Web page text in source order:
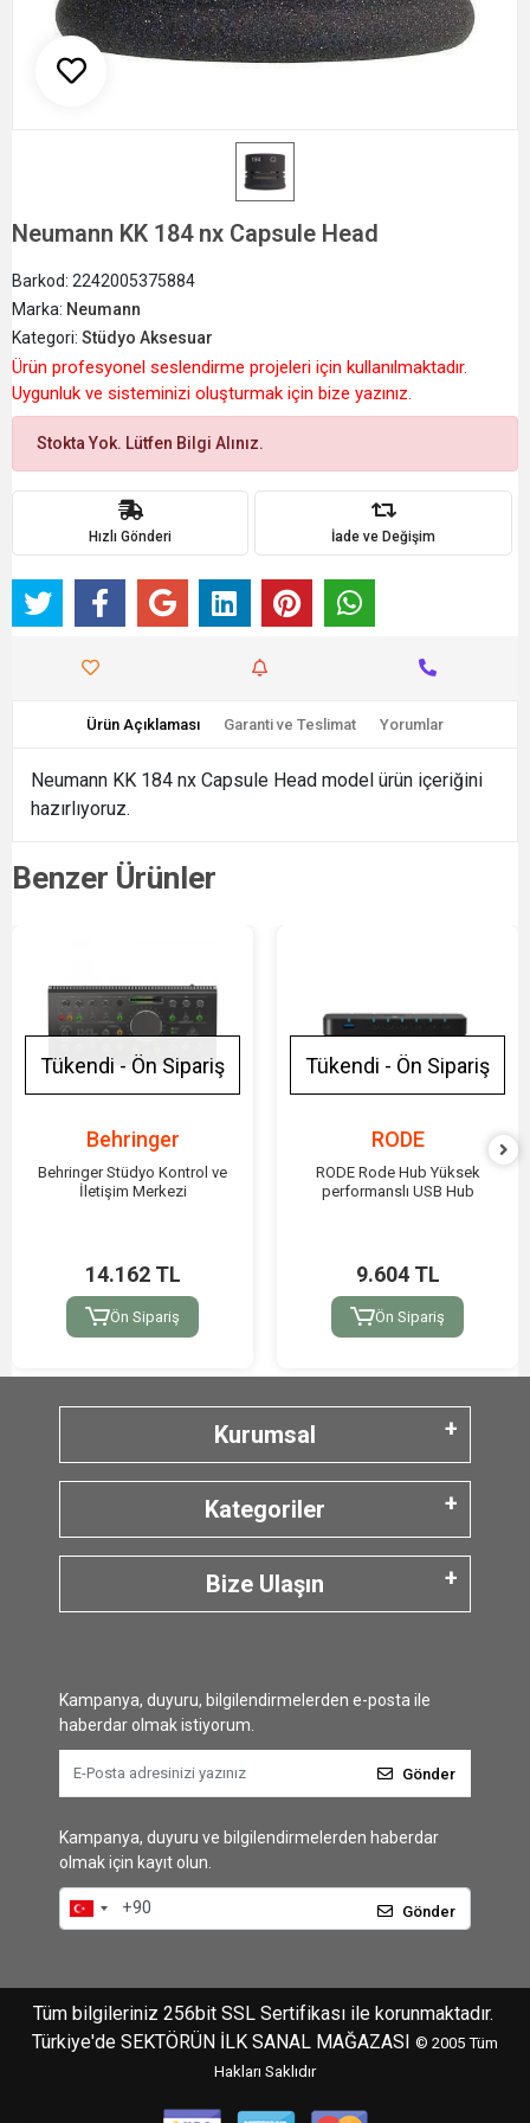
Neumann KK 184 nx Capsule Head
Barkod: 2242005375884
Marka: Neumann
Kategori: Stüdyo Aksesuar
Ürün profesyonel seslendirme projeleri için kullanılmaktadır.
Uygunluk ve sisteminizi oluşturmak için bize yazınız.
Stokta Yok. Lütfen Bilgi Alınız.
Hızlı Gönderi İade ve Değişim
Ürün Açıklaması Garanti ve Teslimat Yorumlar
Neumann KK 184 nx Capsule Head model ürün içeriğini
hazırlıyoruz.
Benzer Ürünler
Tükendi - Ön Sipariş
Behringer
Behringer Stüdyo Kontrol ve
İletişim Merkezi
14.162 TL
Ön Sipariş
Tükendi - Ön Sipariş
RODE
RODE Rode Hub Yüksek
performanslı USB Hub
9.604 TL
Ön Sipariş
Kurumsal
Kategoriler
Bize Ulaşın
Kampanya, duyuru, bilgilendirmelerden e-posta ile
haberdar olmak istiyorum.
Gönder
Kampanya, duyuru ve bilgilendirmelerden haberdar
olmak için kayıt olun.
Gönder
Tüm bilgileriniz 256bit SSL Sertifikası ile korunmaktadır.
Türkiye'de SEKTÖRÜN İLK SANAL MAĞAZASI © 2005 Tüm
Hakları Saklıdır